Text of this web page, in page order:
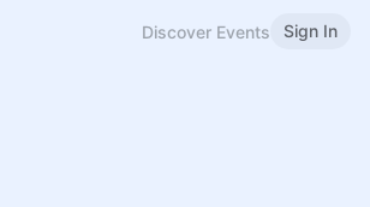
Discover Events Sign In